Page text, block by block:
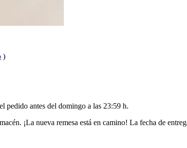
)
pedido antes del domingo a las 23:59 h.
¡La nueva remesa está en camino! La fecha de